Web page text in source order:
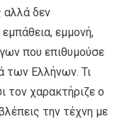
αλλά δεν
εμμονή,
που επιθυμούσε
των Ελλήνων. Τι
τον χαρακτήριζε ο
την τέχνη με